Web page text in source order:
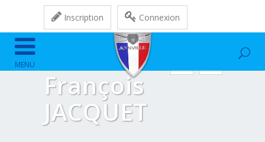
Inscription Connexion
François
JACQUET